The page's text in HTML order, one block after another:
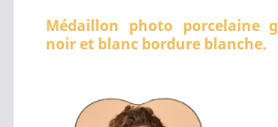
Médaillon photo porcelaine
noir et blanc bordure blanche.